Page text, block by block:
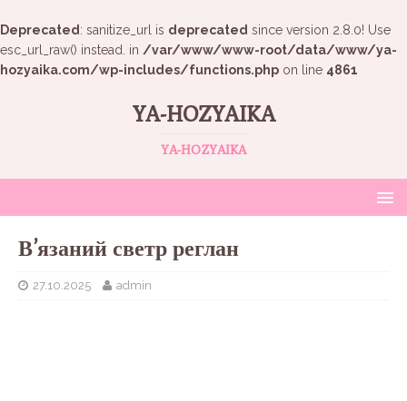
Deprecated : sanitize_url is deprecated since version 2.8.0! Use
esc_url_raw() instead. in /var/www/www-root/data/www/ya-
hozyaika.com/wp-includes/functions.php on line 4861
YA-HOZYAIKA
YA-HOZYAIKA
В’язаний светр реглан
27.10.2025 admin